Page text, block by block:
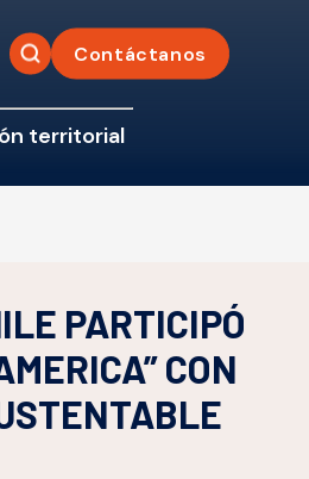
Contáctanos
territorial
PARTICIPÓ
CON